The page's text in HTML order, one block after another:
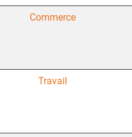
Commerce
Travail